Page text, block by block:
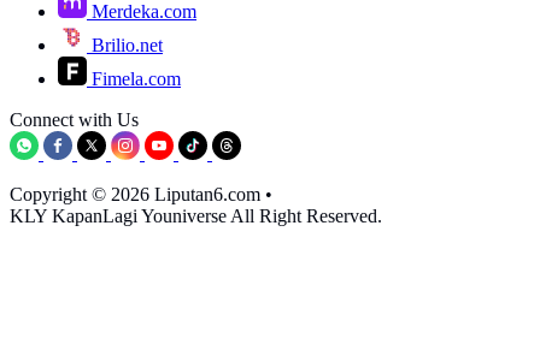
Merdeka.com
Brilio.net
Fimela.com
Connect with Us
Copyright © 2026 Liputan6.com •
KLY KapanLagi Youniverse All Right Reserved.